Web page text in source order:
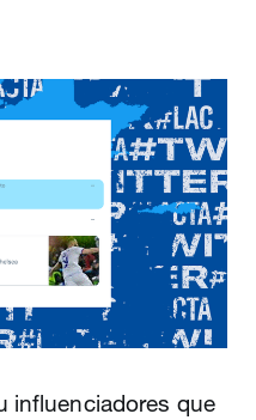
influenciadores que